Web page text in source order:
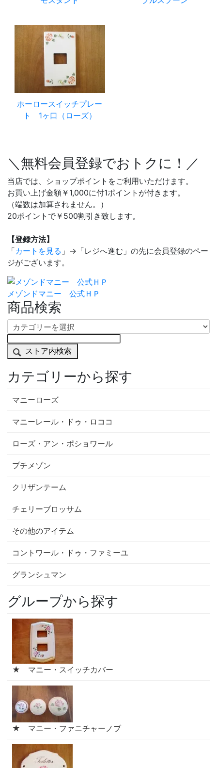
ホーロースイッチプレー
ト 1ヶ口（ローズ）
＼無料会員登録でおトクに！／
当店では、ショップポイントをご利用いただけます。
お買い上げ金額￥1,000に付1ポイントが付きます。
（端数は加算されません。）
20ポイントで￥500割引き致します。
【登録方法】
「カートを見る 」→「レジへ進む」の先に会員登録のペー
ジがございます。
メゾンドマニー 公式ＨＰ
商品検索
ストア内検索
カテゴリーから探す
マニーローズ
マニーレール・ドゥ・ロココ
ローズ・アン・ポショワール
プチメゾン
クリザンテーム
チェリーブロッサム
その他のアイテム
コントワール・ドゥ・ファミーユ
グランシュマン
グループから探す
★ マニー・スイッチカバー
★ マニー・ファニチャーノブ